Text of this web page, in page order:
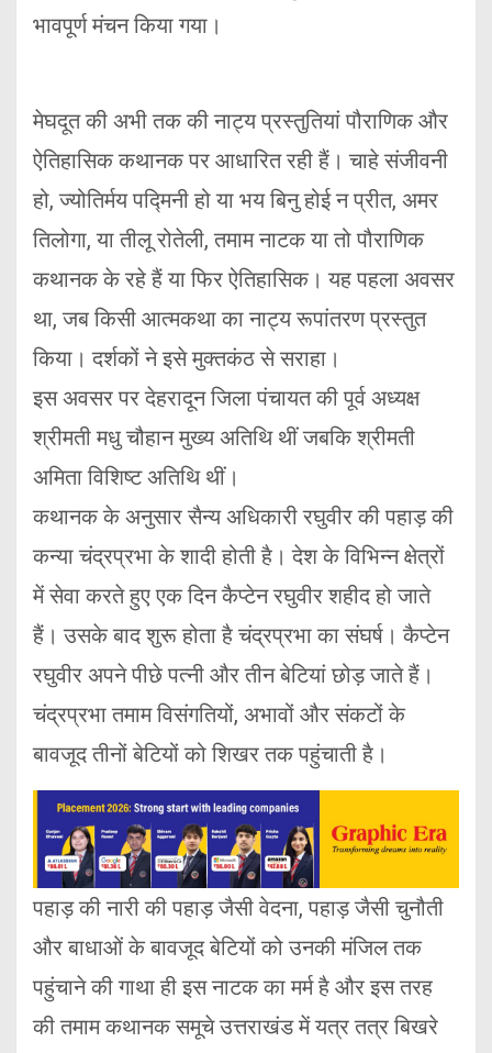
भावपूर्ण मंचन किया गया।
मेघदूत की अभी तक की नाट्य प्रस्तुतियां पौराणिक और
ऐतिहासिक कथानक पर आधारित रही हैं। चाहे संजीवनी
हो, ज्योतिर्मय पद्मिनी हो या भय बिनु होई न प्रीत, अमर
तिलोगा, या तीलू रोतेली, तमाम नाटक या तो पौराणिक
कथानक के रहे हैं या फिर ऐतिहासिक। यह पहला अवसर
था, जब किसी आत्मकथा का नाट्य रूपांतरण प्रस्तुत
किया। दर्शकों ने इसे मुक्तकंठ से सराहा।
इस अवसर पर देहरादून जिला पंचायत की पूर्व अध्यक्ष
श्रीमती मधु चौहान मुख्य अतिथि थीं जबकि श्रीमती
अमिता विशिष्ट अतिथि थीं।
कथानक के अनुसार सैन्य अधिकारी रघुवीर की पहाड़ की
कन्या चंद्रप्रभा के शादी होती है। देश के विभिन्न क्षेत्रों
में सेवा करते हुए एक दिन कैप्टेन रघुवीर शहीद हो जाते
हैं। उसके बाद शुरू होता है चंद्रप्रभा का संघर्ष। कैप्टेन
रघुवीर अपने पीछे पत्नी और तीन बेटियां छोड़ जाते हैं।
चंद्रप्रभा तमाम विसंगतियों, अभावों और संकटों के
बावजूद तीनों बेटियों को शिखर तक पहुंचाती है।
पहाड़ की नारी की पहाड़ जैसी वेदना, पहाड़ जैसी चुनौती
और बाधाओं के बावजूद बेटियों को उनकी मंजिल तक
पहुंचाने की गाथा ही इस नाटक का मर्म है और इस तरह
की तमाम कथानक समूचे उत्तराखंड में यत्र तत्र बिखरे